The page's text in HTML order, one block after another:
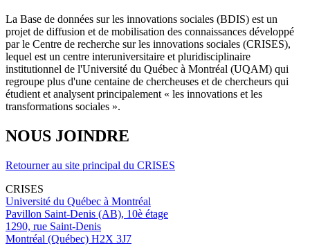
La Base de données sur les innovations sociales (BDIS) est un
projet de diffusion et de mobilisation des connaissances développé
par le Centre de recherche sur les innovations sociales (CRISES),
lequel est un centre interuniversitaire et pluridisciplinaire
institutionnel de l'Université du Québec à Montréal (UQAM) qui
regroupe plus d'une centaine de chercheuses et de chercheurs qui
étudient et analysent principalement « les innovations et les
transformations sociales ».
NOUS JOINDRE
Retourner au site principal du CRISES
CRISES
Université du Québec à Montréal
Pavillon Saint-Denis (AB), 10è étage
1290, rue Saint-Denis
Montréal (Québec) H2X 3J7